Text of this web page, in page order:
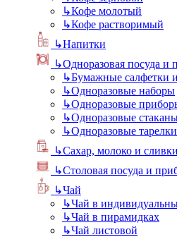
↳Кофе молотый
↳Кофе растворимый
↳Напитки
↳Одноразовая посуда и
↳Бумажные салфетки
↳Одноразовые наборы
↳Одноразовые
↳Одноразовые
↳Одноразовые тарелки
↳Сахар, молоко и сливки
↳Столовая посуда и
↳Чай
↳Чай в
↳Чай в пирамидках
↳Чай листовой